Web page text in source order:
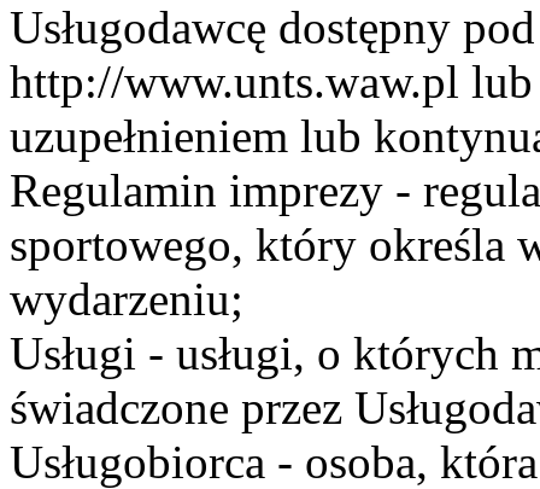
Usługodawcę dostępny
http://www.unts.waw.pl lub
uzupełnieniem lub
Regulamin imprezy -
sportowego, który określa
wydarzeniu;
Usługi - usługi, o których
świadczone przez
Usługobiorca - osoba,